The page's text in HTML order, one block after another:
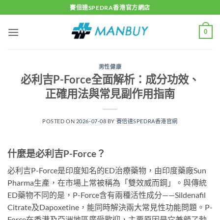
to
content
賽倍達SPEDRA香港官方網店
0
男性健康
必利吉P-Force全面解析：成分功效、
正確用法與常見副作用指南
POSTED ON 2026-07-08 BY 賽倍達SPEDRA香港官網
什麼是必利吉P-Force？
必利吉P-Force是印度知名的ED治療藥物，由印度藥廠Sun
Pharma生產，在市場上常被稱為「雙效威而鋼」。與傳統
ED藥物不同的是，P-Force含有兩種活性成分——Sildenafil
Citrate及Dapoxetine，能同時解決兩大常見性功能問題。P-